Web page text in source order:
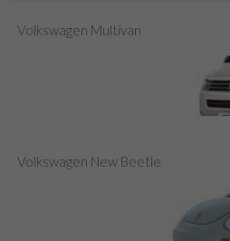
Volkswagen Multivan
Volkswagen New Beetle